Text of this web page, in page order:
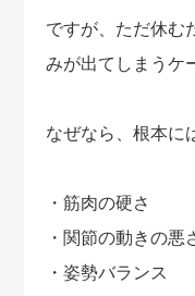
ですが、ただ休む
みが出てしまうケ
なぜなら、根本に
・筋肉の硬さ
・関節の動きの悪
・姿勢バランス